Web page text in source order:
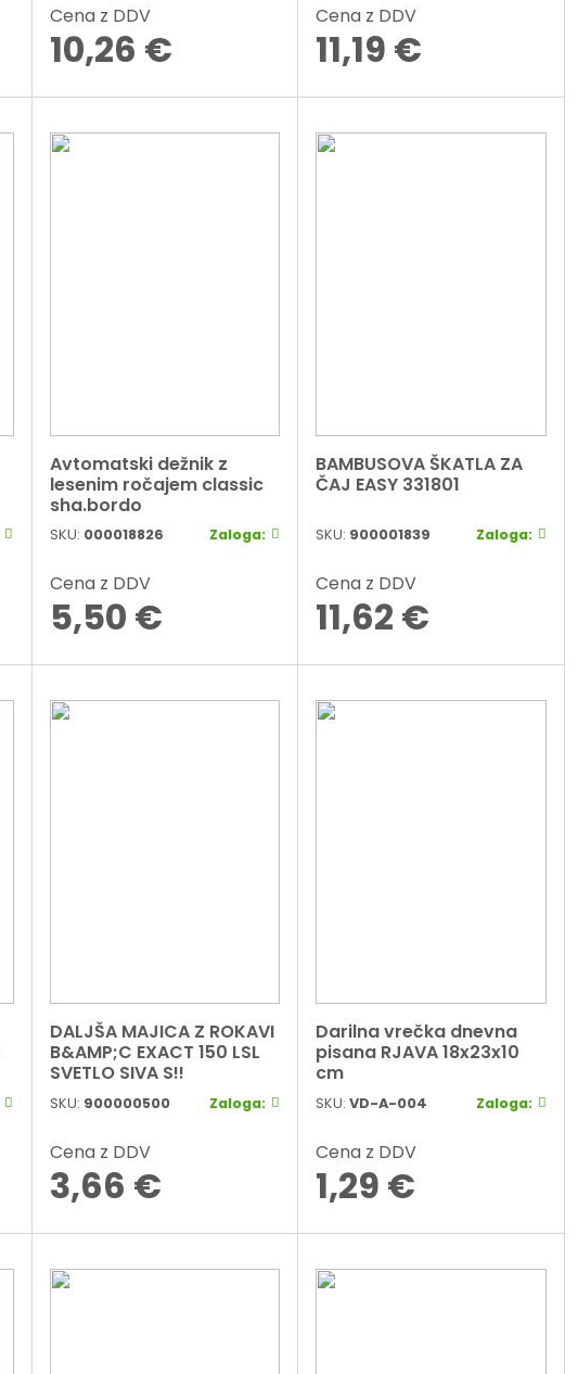
Cena z DDV
10,26 €
Cena z DDV
11,19 €
Avtomatski dežnik z
lesenim ročajem classic
sha.bordo
SKU: 000018826 Zaloga:
Cena z DDV
5,50 €
BAMBUSOVA ŠKATLA ZA
ČAJ EASY 331801
SKU: 900001839 Zaloga:
Cena z DDV
11,62 €
DALJŠA MAJICA Z ROKAVI
B&AMP;C EXACT 150 LSL
SVETLO SIVA S!!
SKU: 900000500 Zaloga:
Cena z DDV
3,66 €
Darilna vrečka dnevna
pisana RJAVA 18x23x10
cm
SKU:VD-A-004 Zaloga:
Cena z DDV
1,29 €